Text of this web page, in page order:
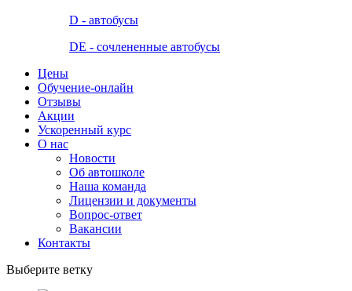
D - автобусы
DE - сочлененные автобусы
Цены
Обучение-онлайн
Отзывы
Акции
Ускоренный курс
О нас
Новости
Об автошколе
Наша команда
Лицензии и документы
Вопрос-ответ
Вакансии
Контакты
Выберите ветку